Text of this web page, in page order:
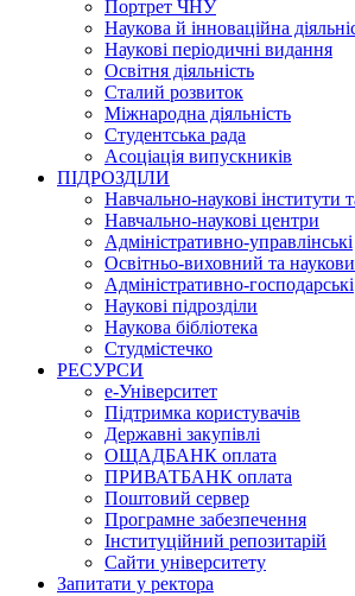
Портрет ЧНУ
Наукова й інноваційна
Наукові періодичні видання
Освітня діяльність
Сталий розвиток
Міжнародна діяльність
Студентська рада
Асоціація випускників
ПІДРОЗДІЛИ
Навчально-наукові інститути
Навчально-наукові центри
Адміністративно-управлінські
Освітньо-виховний та
Адміністративно-господарські
Наукові підрозділи
Наукова бібліотека
Студмістечко
РЕСУРСИ
е-Університет
Підтримка користувачів
Державні закупівлі
ОЩАДБАНК оплата
ПРИВАТБАНК оплата
Поштовий сервер
Програмне забезпечення
Інституційний репозитарій
Сайти університету
Запитати у ректора